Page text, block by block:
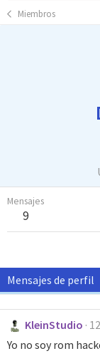
Miembros
Mensajes
9
Mensajes de perfil
KleinStudio
Yo no soy rom